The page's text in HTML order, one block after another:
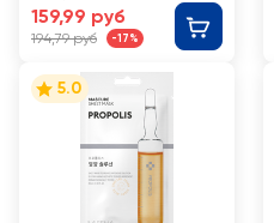
смягчающая
159,99 руб
194,79 руб -17%
5.0